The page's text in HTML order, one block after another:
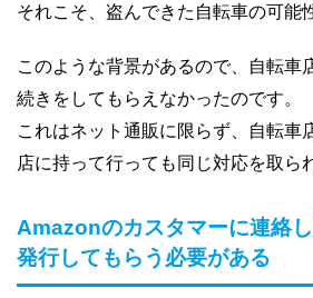
それこそ、盗んできた自転車の可能
このような背景があるので、自転車
続きをしてもらえなかったのです。
これはネット通販に限らず、自転車
店に持って行っても同じ対応を取ら
Amazonのカスタマーに連絡
発行してもらう必要がある